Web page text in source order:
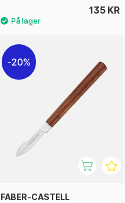
135 KR
20%
FABER-CASTELL